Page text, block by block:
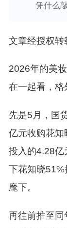
凭什么
文章经授权
2026年的美
在一起看，格
先是5月，国
亿元收购花知
投入的4.28亿
下花知晓51%
麾下。
再往前推至同